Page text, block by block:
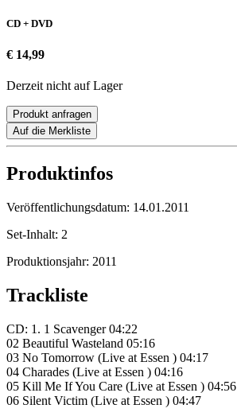
CD + DVD
€ 14,99
Derzeit nicht auf Lager
Produkt anfragen
Auf die Merkliste
Produktinfos
Veröffentlichungsdatum: 14.01.2011
Set-Inhalt: 2
Produktionsjahr: 2011
Trackliste
CD: 1. 1 Scavenger 04:22
02 Beautiful Wasteland 05:16
03 No Tomorrow (Live at Essen ) 04:17
04 Charades (Live at Essen ) 04:16
05 Kill Me If You Care (Live at Essen ) 04:56
06 Silent Victim (Live at Essen ) 04:47